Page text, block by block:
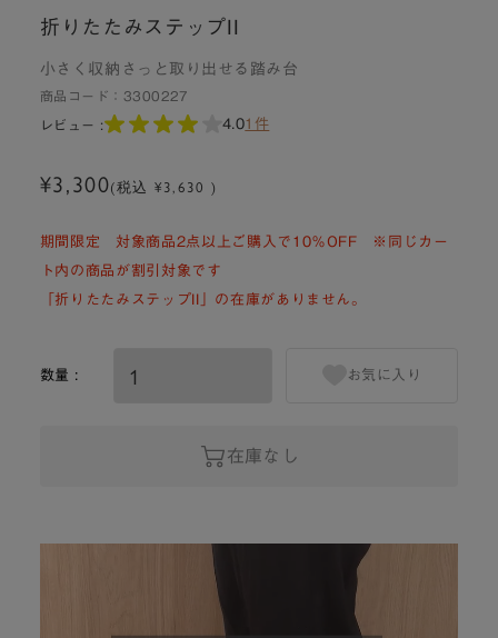
折りたたみステップII
小さく収納さっと取り出せる踏み台
商品コード： 3300227
レビュー : 4.01件
¥3,300(税込 ¥3,630 )
期間限定 対象商品2点以上ご購入で10％OFF ※同じカー
ト内の商品が割引対象です
「折りたたみステップII」の在庫がありません。
数量 :
在庫なし
お気に入り